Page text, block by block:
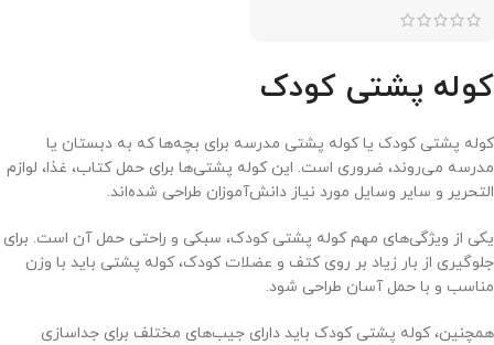
کوله پشتی کودک
کوله پشتی کودک یا کوله پشتی مدرسه برای بچه‌ها که به دبستان یا
مدرسه می‌روند، ضروری است. این کوله پشتی‌ها برای حمل کتاب، غذا، لوازم
التحریر و سایر وسایل مورد نیاز دانش‌آموزان طراحی شده‌اند.
یکی از ویژگی‌های مهم کوله پشتی کودک، سبکی و راحتی حمل آن است. برای
جلوگیری از بار زیاد بر روی کتف و عضلات کودک، کوله پشتی باید با وزن
مناسب و با حمل آسان طراحی شود.
همچنین، کوله پشتی کودک باید دارای جیب‌های مختلف برای جداسازی